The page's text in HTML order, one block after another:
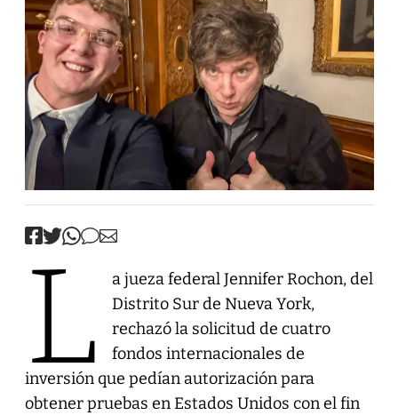
L
a jueza federal Jennifer Rochon, del
Distrito Sur de Nueva York,
rechazó la solicitud de cuatro
fondos internacionales de
inversión que pedían autorización para
obtener pruebas en Estados Unidos con el fin